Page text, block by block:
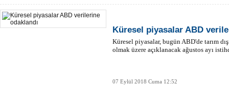
Küresel piyasalar ABD
Küresel piyasalar, bugün ABD'de tarım
olmak üzere açıklanacak ağustos ayı
07 Eylül 2018 Cuma 12:52